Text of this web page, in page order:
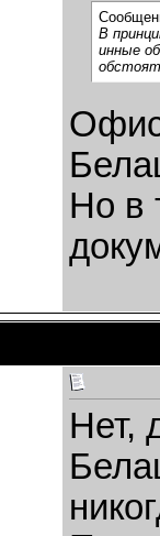
В
инные
Но в
Нет,